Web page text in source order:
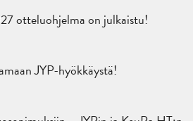
otteluohjelma on julkaistu!
JYP-hyökkäystä!